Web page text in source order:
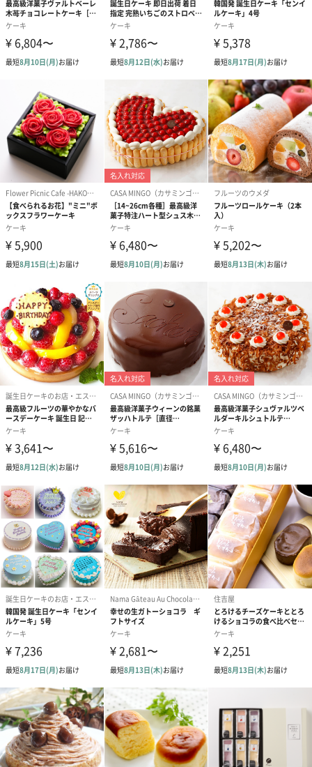
1年に一度のお誕生日は特別なケーキでお祝い！
金のバースデー・ピック＆キャンドル5本セットをお付けした「バ
ースデーVer.」もご用意しております。ケーキがより華やかにな
り、見た目も可愛らしく特別な日にぴったりです。
バースデーVer.はこちら
「京都ヴェネト」
日本の京都×イタリアのヴェネト州は共に古都であり、多くの芸
術や学びのインスピレーションを産みだしてきた街。
その長い歴史の中で「建築」「芸術」「文化」が根強く現存し、
昔に学び新しきを創る古都とイタリアの異文化をリミックスする
ことで、新世界への扉が開くと「京都ヴェネト」は考えます。
日本 京都×イタリア ヴェネト州の架け橋になる。
京都ヴェネトは温故知新、異文化の架け橋のブランドです。
見た目も美しい人気のチーズケーキで癒しのひと時を
京都ヴェネトで一番の人気商品、「宇治抹茶生チーズケーキ」は
見た目も美しい大人のためのチーズケーキです。
日頃の感謝を込めたプレゼントとしてはもちろん、自分へのご褒
美としてお勧めのお品です。
商品詳細情報
原材料
乳等を主要原料とする食品（国内製造）、牛乳、クリ
ト、マスカルポーネチーズ、抹茶、小麦粉、でん粉、
水あめ、バター、ゼラチン/トレハロース、乳化剤、ク
チナシ色素、ゲル化剤（ペクチン）、メタリン酸Na、
酸味料、安定剤（増粘多糖類）、保存料（二酸化硫
黄）、（一部に小麦・卵・乳成分・大豆・ゼラチンを
含む）